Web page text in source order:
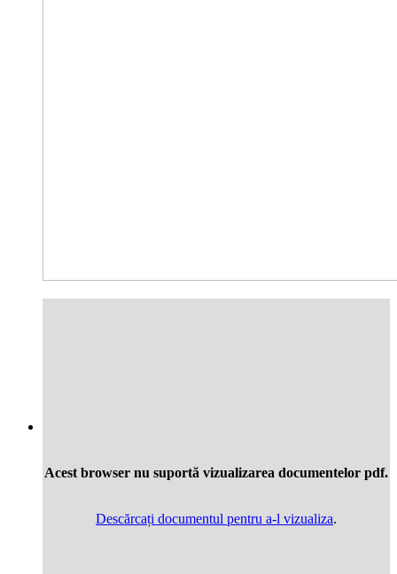
Acest browser nu suportă vizualizarea documentelor pdf.
Descărcați documentul pentru a-l vizualiza.